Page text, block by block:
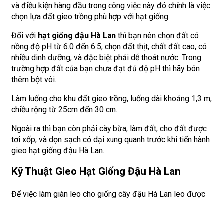
và điều kiện hàng đầu trong công việc này đó chính là việc
chọn lựa đất gieo trồng phù hợp với hạt giống.
Đối với hạt giống đậu Hà Lan thì bạn nên chọn đất có
nồng độ pH từ 6.0 đến 6.5, chọn đất thịt, chất đất cao, có
nhiều dinh dưỡng, và đặc biệt phải dễ thoát nước. Trong
trường hợp đất của bạn chưa đạt đủ độ pH thì hãy bón
thêm bột vôi.
Làm luống cho khu đất gieo trồng, luống dài khoảng 1,3 m,
chiều rộng từ 25cm đến 30 cm.
Ngoài ra thì bạn còn phải cày bừa, làm đất, cho đất được
tơi xốp, và dọn sạch cỏ dại xung quanh trước khi tiến hành
gieo hạt giống đậu Hà Lan.
Kỹ Thuật Gieo Hạt Giống Đậu Hà Lan
Để việc làm giàn leo cho giống cây đậu Hà Lan leo được